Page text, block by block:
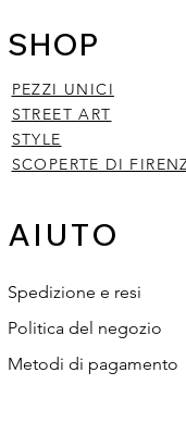
SHOP
PEZZI UNICI
STREET ART
STYLE
SCOPERTE DI
AIUTO
Spedizione e resi
Politica del negozio
Metodi di pagamento